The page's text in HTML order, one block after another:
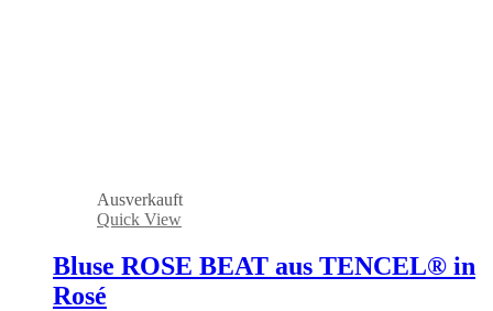
Ausverkauft
Quick View
Bluse ROSE BEAT aus TENCEL® in
Rosé